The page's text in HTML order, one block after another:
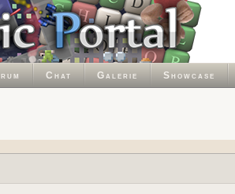
Chat Galerie Showcase